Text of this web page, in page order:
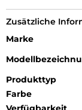
Zusätzliche
Marke
Produkttyp
Farbe